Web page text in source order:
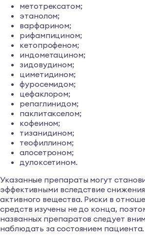
метотрексатом;
этанолом;
варфарином;
рифампицином;
кетопрофеном;
индометацином;
зидовудином;
циметидином;
фуросемидом;
цефаклором;
репаглинидом;
паклитакселом;
кофеином;
тизанидином;
теофиллином;
алосетроном;
дулоксетином.
Указанные препараты могут
эффективными вследствие
активного вещества. Риски в
средств изучены не до конца,
названных препаратов следует
наблюдать за состоянием пациента.